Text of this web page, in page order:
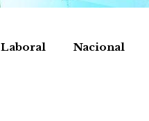
Laboral Nacional